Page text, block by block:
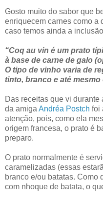
Gosto muito do sabor que
enriquecem carnes como a
caso temos ainda a
“Coq au vin é um prato
à base de carne de galo
O tipo de vinho varia de
tinto, branco e até mesmo
Das receitas que vi
da amiga Andréa Postch foi
atenção, pois, como ela
origem francesa, o prato é
preparo.
O prato normalmente é
caramelizadas (essas
branco e/ou batatas. Como
com nhoque de batata, o